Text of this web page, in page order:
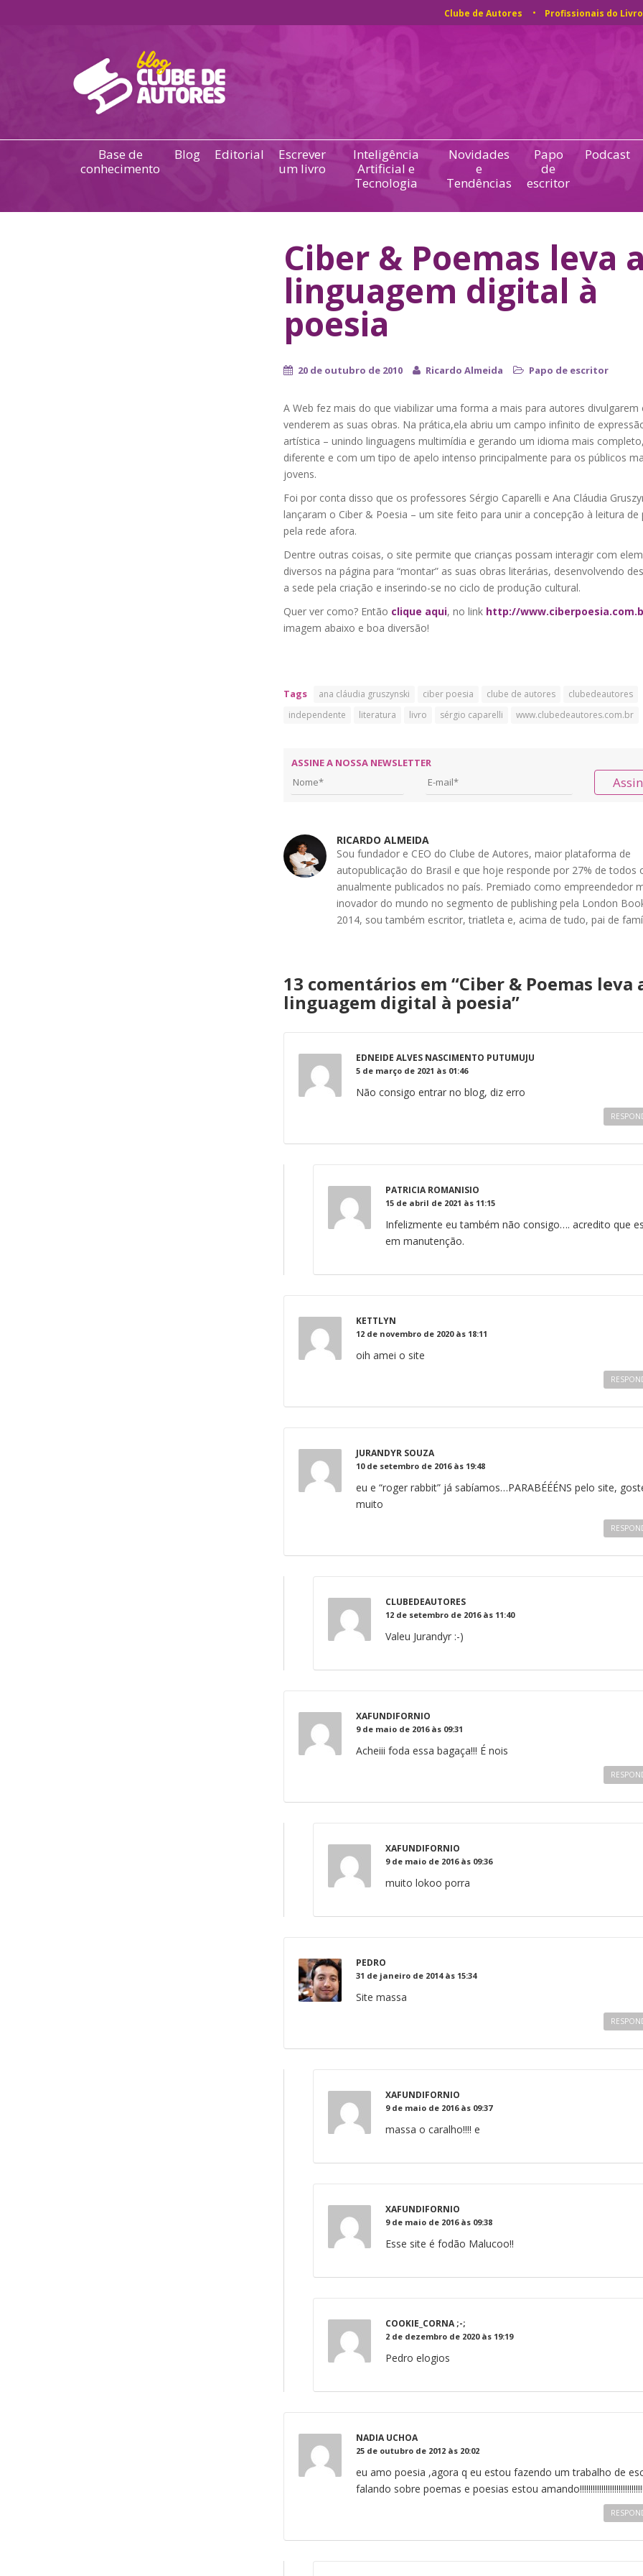
Clube de Autores Profissionais do Livro
Base de
conhecimento
Blog Editorial
Escrever
um livro
Inteligência
Artificial e
Tecnologia
Novidades
e
Tendências
Papo
de
escritor
Podcast
Ciber & Poemas leva
linguagem digital à
poesia
20 de outubro de 2010 Ricardo Almeida Papo de escritor
A Web fez mais do que viabilizar uma forma a mais para autores divulgarem
venderem as suas obras. Na prática,ela abriu um campo infinito de
artística – unindo linguagens multimídia e gerando um idioma mais
diferente e com um tipo de apelo intenso principalmente para os públicos
jovens.
Foi por conta disso que os professores Sérgio Caparelli e Ana Cláudia
lançaram o Ciber & Poesia – um site feito para unir a concepção à leitura de
pela rede afora.
Dentre outras coisas, o site permite que crianças possam interagir com
diversos na página para “montar” as suas obras literárias, desenvolvendo
a sede pela criação e inserindo-se no ciclo de produção cultural.
Quer ver como? Então clique aqui, no link http://
imagem abaixo e boa diversão!
Tags ana cláudia gruszynski ciber poesia clube de autores
clubedeautores
independente
literatura livro sérgio caparelli www.clubedeautores.com.br
ASSINE A NOSSA NEWSLETTER
RICARDO ALMEIDA
Sou fundador e CEO do Clube de Autores, maior plataforma de
autopublicação do Brasil e que hoje responde por 27% de todos
anualmente publicados no país. Premiado como empreendedor
inovador do mundo no segmento de publishing pela London
2014, sou também escritor, triatleta e, acima de tudo, pai de
13 comentários em “Ciber & Poemas leva
linguagem digital à poesia”
EDNEIDE ALVES NASCIMENTO PUTUMUJU
5 de março de 2021 às 01:46
Não consigo entrar no blog, diz erro
PATRICIA ROMANISIO
15 de abril de 2021 às 11:15
Infelizmente eu também não consigo…. acredito que
em manutenção.
KETTLYN
12 de novembro de 2020 às 18:11
oih amei o site
JURANDYR SOUZA
10 de setembro de 2016 às 19:48
eu e “roger rabbit” já sabíamos…PARABÉÉÉNS pelo site,
muito
CLUBEDEAUTORES
12 de setembro de 2016 às 11:40
Valeu Jurandyr :-)
XAFUNDIFORNIO
9 de maio de 2016 às 09:31
Acheiii foda essa bagaça!!! É nois
XAFUNDIFORNIO
9 de maio de 2016 às 09:36
muito lokoo porra
PEDRO
31 de janeiro de 2014 às 15:34
Site massa
XAFUNDIFORNIO
9 de maio de 2016 às 09:37
massa o caralho!!!! e
XAFUNDIFORNIO
9 de maio de 2016 às 09:38
Esse site é fodão Malucoo!!
COOKIE_CORNA ;-;
2 de dezembro de 2020 às 19:19
Pedro elogios
NADIA UCHOA
25 de outubro de 2012 às 20:02
eu amo poesia ,agora q eu estou fazendo um trabalho de
falando sobre poemas e poesias estou